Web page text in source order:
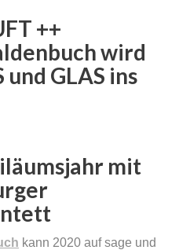
++
wird
und GLAS ins
mit
kann 2020 auf sage und